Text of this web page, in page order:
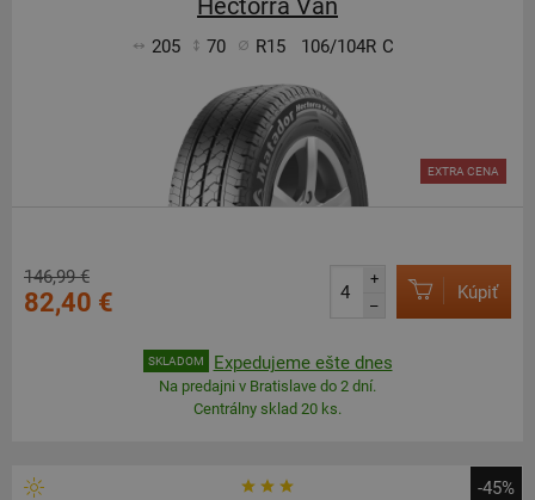
Hectorra Van
205 70 R15 106/104R C
EXTRA CENA
146,99 €
82,40 €
+
–
Kúpiť
SKLADOM Expedujeme ešte dnes
Na predajni v Bratislave do 2 dní.
Centrálny sklad 20 ks.
-45%